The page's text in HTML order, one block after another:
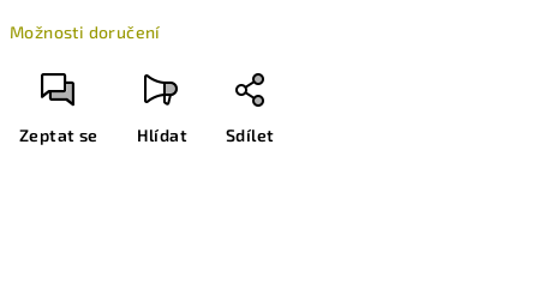
cena:
Možnosti doručení
Zeptat se Hlídat Sdílet